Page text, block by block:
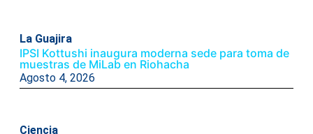
La Guajira
IPSI Kottushi inaugura moderna sede para toma de
muestras de MiLab en Riohacha
Agosto 4, 2026
Ciencia